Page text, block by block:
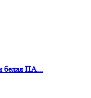
белая ПА...